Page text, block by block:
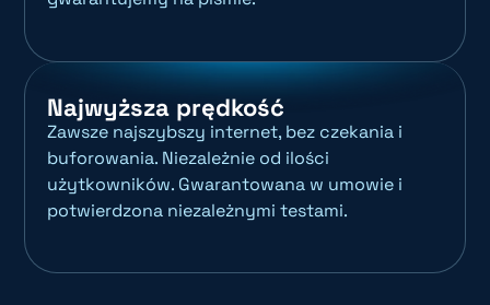
Najwyższa prędkość
Zawsze najszybszy internet, bez czekania i
buforowania. Niezależnie od ilości
użytkowników. Gwarantowana w umowie i
potwierdzona niezależnymi testami.